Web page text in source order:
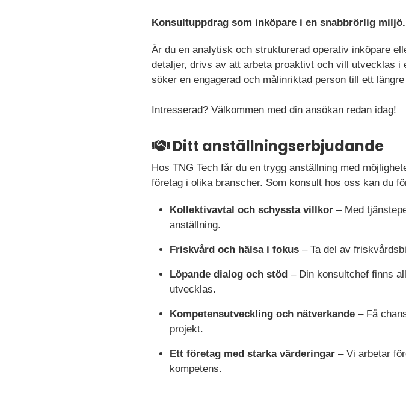
Konsultuppdrag som inköpare i en snabbrörlig
Är du en analytisk och strukturerad operativ inköpare
detaljer, drivs av att arbeta proaktivt och vill utvecklas
söker en engagerad och målinriktad person till ett
Intresserad? Välkommen med din ansökan redan idag!
Ditt anställningserbjudande
Hos TNG Tech får du en trygg anställning med
företag i olika branscher. Som konsult hos oss kan du
Kollektivavtal och schyssta villkor – Med
anställning.
Friskvård och hälsa i fokus – Ta del av
Löpande dialog och stöd – Din konsultchef finns
utvecklas.
Kompetensutveckling och nätverkande – Få
projekt.
Ett företag med starka värderingar – Vi arbetar
kompetens.